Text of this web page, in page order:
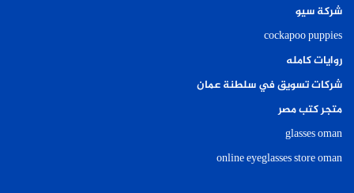
شركة سيو
cockapoo puppies
روايات كامله
شركات تسويق في سلطنة عمان
متجر كتب مصر
glasses oman
online eyeglasses store oman